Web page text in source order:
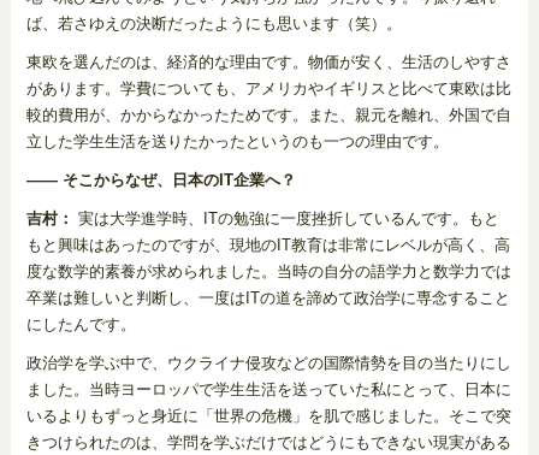
ば、若さゆえの決断だったようにも思います（笑）。
東欧を選んだのは、経済的な理由です。物価が安く、生活のしやすさ
があります。学費についても、アメリカやイギリスと比べて東欧は比
較的費用が、かからなかったためです。また、親元を離れ、外国で自
立した学生生活を送りたかったというのも一つの理由です。
―― そこからなぜ、日本のIT企業へ？
吉村： 実は大学進学時、ITの勉強に一度挫折しているんです。もと
もと興味はあったのですが、現地のIT教育は非常にレベルが高く、高
度な数学的素養が求められました。当時の自分の語学力と数学力では
卒業は難しいと判断し、一度はITの道を諦めて政治学に専念すること
にしたんです。
政治学を学ぶ中で、ウクライナ侵攻などの国際情勢を目の当たりにし
ました。当時ヨーロッパで学生生活を送っていた私にとって、日本に
いるよりもずっと身近に「世界の危機」を肌で感じました。そこで突
きつけられたのは、学問を学ぶだけではどうにもできない現実がある